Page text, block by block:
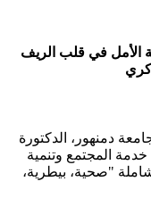
الأمل في قلب الريف
كري
دمنهور، الدكتورة
المجتمع وتنمية
شاملة "صحية، بيطرية،